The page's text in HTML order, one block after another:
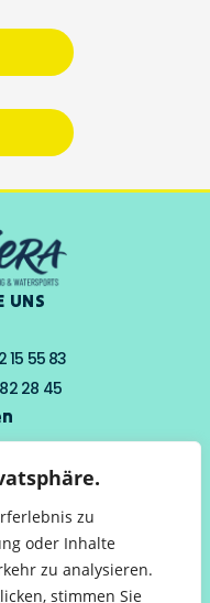
zu
oder Inhalte
zu analysieren.
stimmen Sie
UNS
15 55 83
28 45
Grimaud
September